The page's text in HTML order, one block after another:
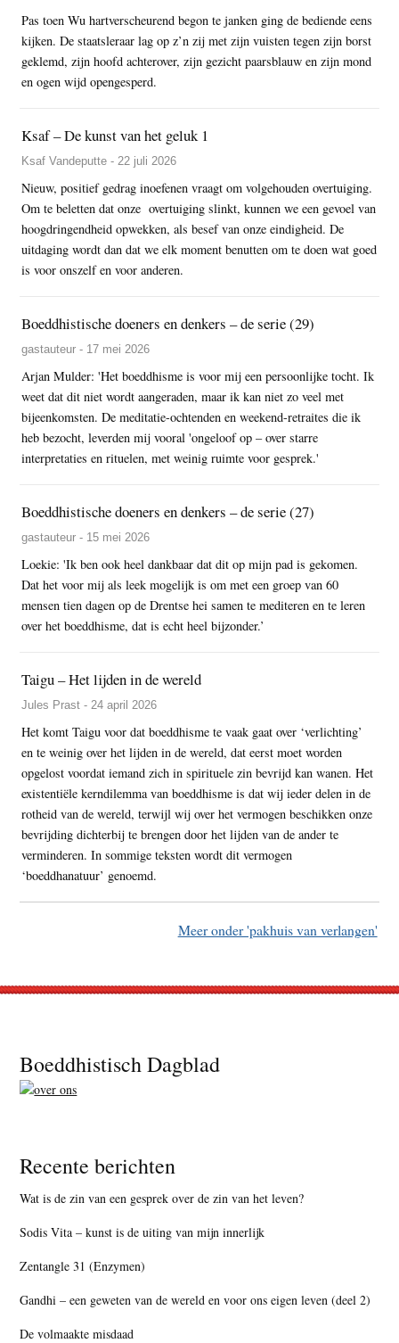
Pas toen Wu hartverscheurend begon te janken ging de bediende eens
kijken. De staatsleraar lag op z’n zij met zijn vuisten tegen zijn borst
geklemd, zijn hoofd achterover, zijn gezicht paarsblauw en zijn mond
en ogen wijd opengesperd.
Ksaf – De kunst van het geluk 1
Ksaf Vandeputte - 22 juli 2026
Nieuw, positief gedrag inoefenen vraagt om volgehouden overtuiging.
Om te beletten dat onze overtuiging slinkt, kunnen we een gevoel van
hoogdringendheid opwekken, als besef van onze eindigheid. De
uitdaging wordt dan dat we elk moment benutten om te doen wat goed
is voor onszelf en voor anderen.
Boeddhistische doeners en denkers – de serie (29)
gastauteur - 17 mei 2026
Arjan Mulder: 'Het boeddhisme is voor mij een persoonlijke tocht. Ik
weet dat dit niet wordt aangeraden, maar ik kan niet zo veel met
bijeenkomsten. De meditatie-ochtenden en weekend-retraites die ik
heb bezocht, leverden mij vooral 'ongeloof op – over starre
interpretaties en rituelen, met weinig ruimte voor gesprek.'
Boeddhistische doeners en denkers – de serie (27)
gastauteur - 15 mei 2026
Loekie: 'Ik ben ook heel dankbaar dat dit op mijn pad is gekomen.
Dat het voor mij als leek mogelijk is om met een groep van 60
mensen tien dagen op de Drentse hei samen te mediteren en te leren
over het boeddhisme, dat is echt heel bijzonder.’
Taigu – Het lijden in de wereld
Jules Prast - 24 april 2026
Het komt Taigu voor dat boeddhisme te vaak gaat over ‘verlichting’
en te weinig over het lijden in de wereld, dat eerst moet worden
opgelost voordat iemand zich in spirituele zin bevrijd kan wanen. Het
existentiële kerndilemma van boeddhisme is dat wij ieder delen in de
rotheid van de wereld, terwijl wij over het vermogen beschikken onze
bevrijding dichterbij te brengen door het lijden van de ander te
verminderen. In sommige teksten wordt dit vermogen
‘boeddhanatuur’ genoemd.
Meer onder 'pakhuis van verlangen'
Footer
Boeddhistisch Dagblad
Recente berichten
Wat is de zin van een gesprek over de zin van het leven?
Sodis Vita – kunst is de uiting van mijn innerlijk
Zentangle 31 (Enzymen)
Gandhi – een geweten van de wereld en voor ons eigen leven (deel 2)
De volmaakte misdaad